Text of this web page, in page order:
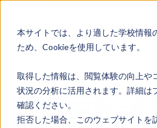
本サイトでは、より適した学校情報
ため、Cookieを使用しています。
取得した情報は、閲覧体験の向上や
状況の分析に活用されます。詳細は
確認ください。
拒否した場合、このウェブサイトを
地域みらい留学のすすめ
地域みらい留学とは
学校を探す